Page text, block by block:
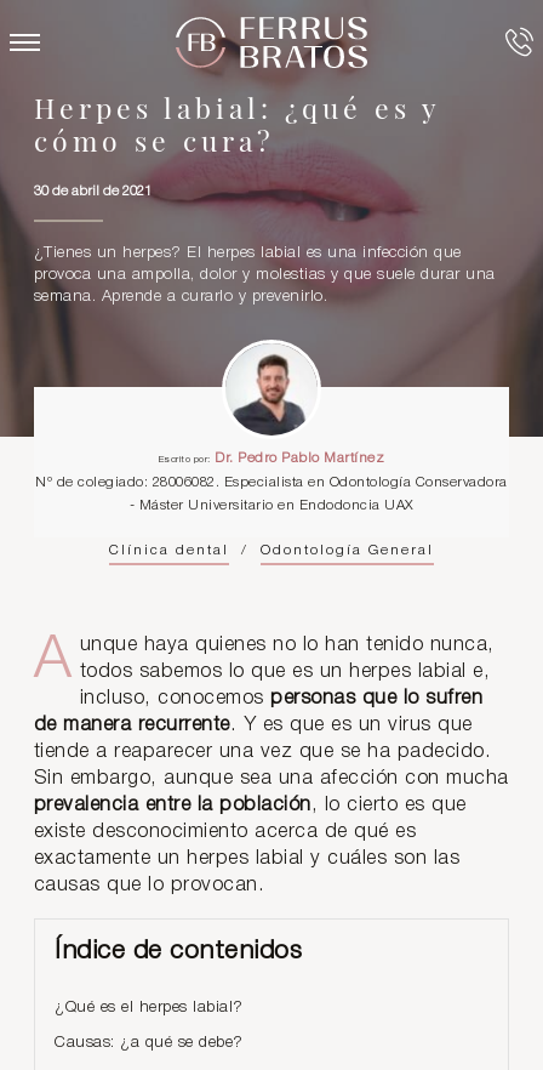
Herpes labial: ¿qué es y
cómo se cura?
30 de abril de 2021
¿Tienes un herpes? El herpes labial es una infección que
provoca una ampolla, dolor y molestias y que suele durar una
semana. Aprende a curarlo y prevenirlo.
Escrito por:
Dr. Pedro Pablo Martínez
Nº de colegiado: 28006082. Especialista en Odontología Conservadora
- Máster Universitario en Endodoncia UAX
Clínica dental / Odontología General
Aunque haya quienes no lo han tenido nunca, todos sabemos lo que es un herpes labial e,
incluso, conocemos personas que lo sufren
de manera recurrente. Y es que es un virus que
tiende a reaparecer una vez que se ha padecido.
Sin embargo, aunque sea una afección con mucha
prevalencia entre la población, lo cierto es que
existe desconocimiento acerca de qué es
exactamente un herpes labial y cuáles son las
causas que lo provocan.
Índice de contenidos
¿Qué es el herpes labial?
Causas: ¿a qué se debe?